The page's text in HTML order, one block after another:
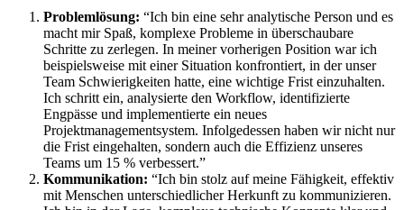
Problemlösung: “Ich bin eine sehr analytische Person und es
macht mir Spaß, komplexe Probleme in überschaubare
Schritte zu zerlegen. In meiner vorherigen Position war ich
beispielsweise mit einer Situation konfrontiert, in der unser
Team Schwierigkeiten hatte, eine wichtige Frist einzuhalten.
Ich schritt ein, analysierte den Workflow, identifizierte
Engpässe und implementierte ein neues
Projektmanagementsystem. Infolgedessen haben wir nicht nur
die Frist eingehalten, sondern auch die Effizienz unseres
Teams um 15 % verbessert.”
Kommunikation: “Ich bin stolz auf meine Fähigkeit, effektiv
mit Menschen unterschiedlicher Herkunft zu kommunizieren.